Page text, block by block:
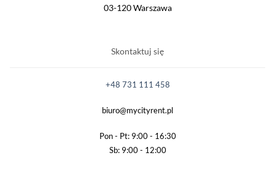
03-120 Warszawa
Skontaktuj się
+48 731 111 458
biuro@mycityrent.pl
Pon - Pt: 9:00 - 16:30
Sb: 9:00 - 12:00